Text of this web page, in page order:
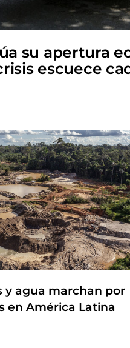
su apertura
escuece
y agua marchan por
en América Latina